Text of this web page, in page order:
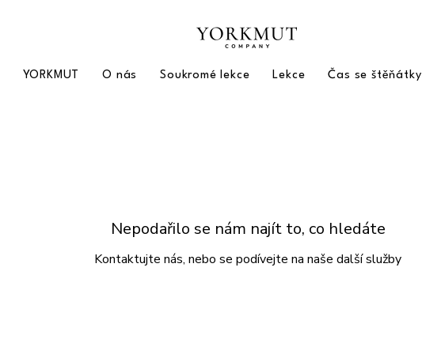
YORKMUT O nás Soukromé lekce Lekce Čas se štěňátky
Nepodařilo se nám najít to, co hledáte
Kontaktujte nás, nebo se podívejte na naše další služby